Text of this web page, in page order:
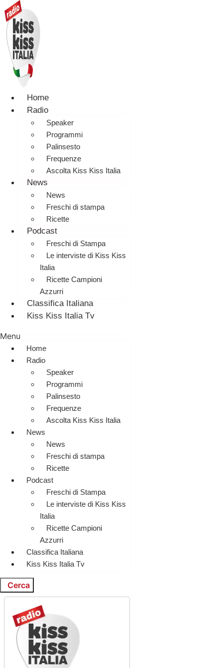
Home
Radio
Speaker
Programmi
Palinsesto
Frequenze
Ascolta Kiss Kiss Italia
News
News
Freschi di stampa
Ricette
Podcast
Freschi di Stampa
Le interviste di Kiss Kiss
Italia
Ricette Campioni
Azzurri
Classifica Italiana
Kiss Kiss Italia Tv
Menu
Home
Radio
Speaker
Programmi
Palinsesto
Frequenze
Ascolta Kiss Kiss Italia
News
News
Freschi di stampa
Ricette
Podcast
Freschi di Stampa
Le interviste di Kiss Kiss
Italia
Ricette Campioni
Azzurri
Classifica Italiana
Kiss Kiss Italia Tv
Cerca